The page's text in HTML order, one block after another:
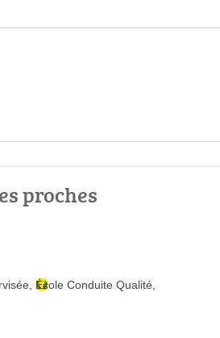
proches
École Conduite Qualité